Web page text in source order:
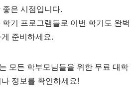
좋은 시점입니다.
기 프로그램들로 이번 학기도 완벽
준비하세요.
모든 학부모님들을 위한 무료 대학
정보를 확인하세요!